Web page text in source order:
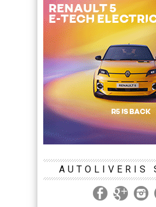
AUTOLIVERIS